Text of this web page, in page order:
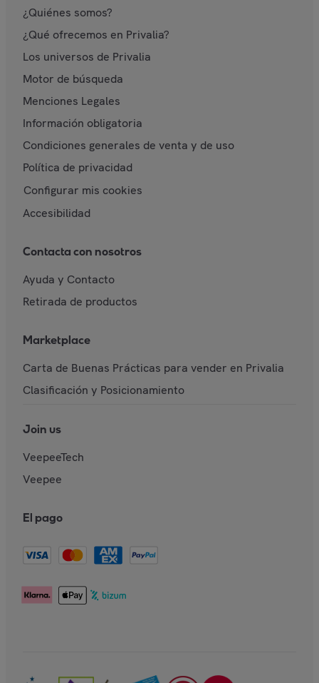
¿Quiénes somos?
¿Qué ofrecemos en Privalia?
Los universos de Privalia
Motor de búsqueda
Menciones Legales
Información obligatoria
Condiciones generales de venta y de uso
Política de privacidad
Configurar mis cookies
Accesibilidad
Contacta con nosotros
Ayuda y Contacto
Retirada de productos
Marketplace
Carta de Buenas Prácticas para vender en Privalia
Clasificación y Posicionamiento
Join us
VeepeeTech
Veepee
El pago